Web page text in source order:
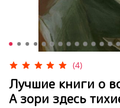
(4)
Лучшие книги о
А зори здесь